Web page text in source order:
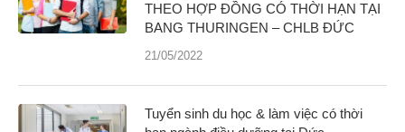
THEO HỢP ĐỒNG CÓ THỜI HẠN TẠI
BANG THURINGEN – CHLB ĐỨC
21/05/2022
Tuyển sinh du học & làm việc có thời